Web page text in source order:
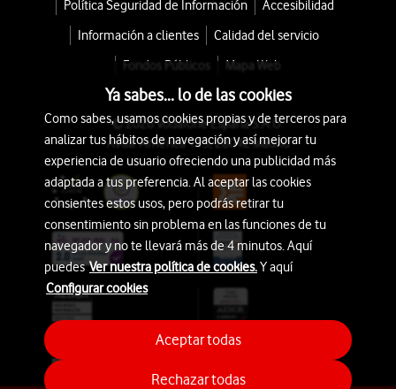
Política Seguridad de Información
Accesibilidad
Información a clientes
Calidad del servicio
Fondos Públicos
Mapa Web
© 2026 Vodafone España S.A.U.
Avda. América 115, 28042 Madrid
Ya sabes... lo de las cookies
Como sabes, usamos cookies propias y de terceros para
analizar tus hábitos de navegación y así mejorar tu
experiencia de usuario ofreciendo una publicidad más
adaptada a tus preferencia. Al aceptar las cookies
consientes estos usos, pero podrás retirar tu
consentimiento sin problema en las funciones de tu
navegador y no te llevará más de 4 minutos. Aquí
puedesVer nuestra política de cookies.Y aquí
Configurar cookies
Rechazar todas
Aceptar todas